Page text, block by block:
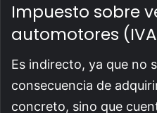
Impuesto sobre
automotores
Es indirecto, ya que no
consecuencia de
concreto, sino que